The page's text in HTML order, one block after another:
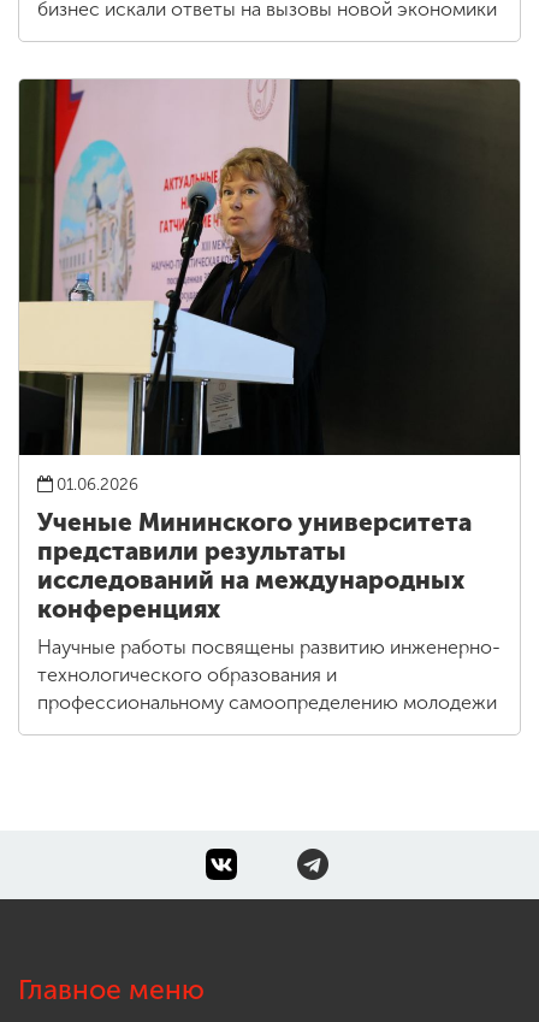
бизнес искали ответы на вызовы новой экономики
01.06.2026
Ученые Мининского университета
представили результаты
исследований на международных
конференциях
Научные работы посвящены развитию инженерно-
технологического образования и
профессиональному самоопределению молодежи
Главное меню